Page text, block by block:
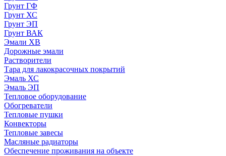
Грунт ГФ
Грунт ХС
Грунт ЭП
Грунт ВАК
Эмали ХВ
Дорожные эмали
Растворители
Тара для лакокрасочных покрытий
Эмаль ХС
Эмаль ЭП
Тепловое оборудование
Обогреватели
Тепловые пушки
Конвекторы
Тепловые завесы
Масляные радиаторы
Обеспечение проживания на объекте